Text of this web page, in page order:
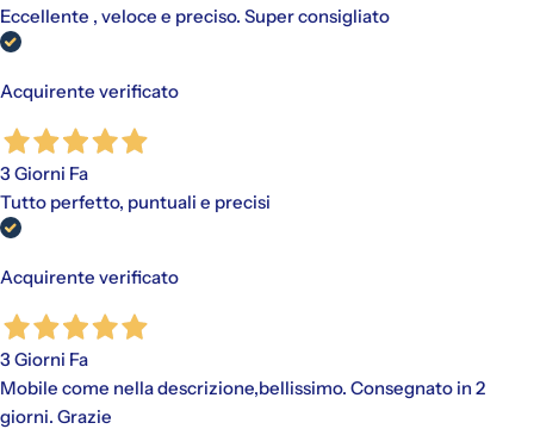
Eccellente , veloce e preciso. Super consigliato
Acquirente verificato
3 Giorni Fa
Tutto perfetto, puntuali e precisi
Acquirente verificato
3 Giorni Fa
Mobile come nella descrizione,bellissimo. Consegnato in 2
giorni. Grazie